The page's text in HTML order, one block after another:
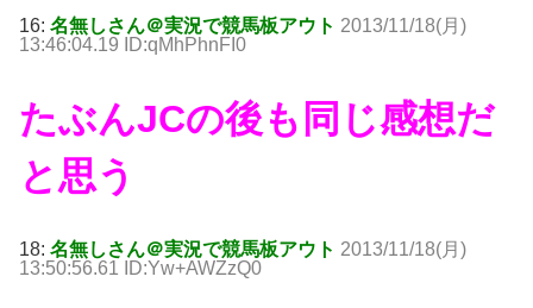
16: 名無しさん＠実況で競馬板アウト 2013/11/18(月)
13:46:04.19 ID:qMhPhnFI0
たぶんJCの後も同じ感想だ
と思う
18: 名無しさん＠実況で競馬板アウト 2013/11/18(月)
13:50:56.61 ID:Yw+AWZzQ0